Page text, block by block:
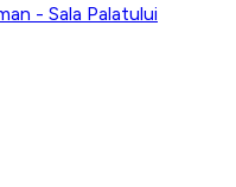
- Sala Palatului